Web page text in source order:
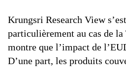
Krungsri Research View
particulièrement au cas de
montre que l’impact de
D’une part, les produits